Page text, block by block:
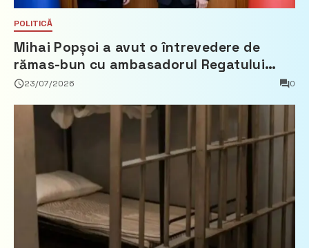
POLITICĂ
Mihai Popșoi a avut o întrevedere de
rămas-bun cu ambasadorul Regatului
Țărilor de Jos, Fred Duijn
23/07/2026 0